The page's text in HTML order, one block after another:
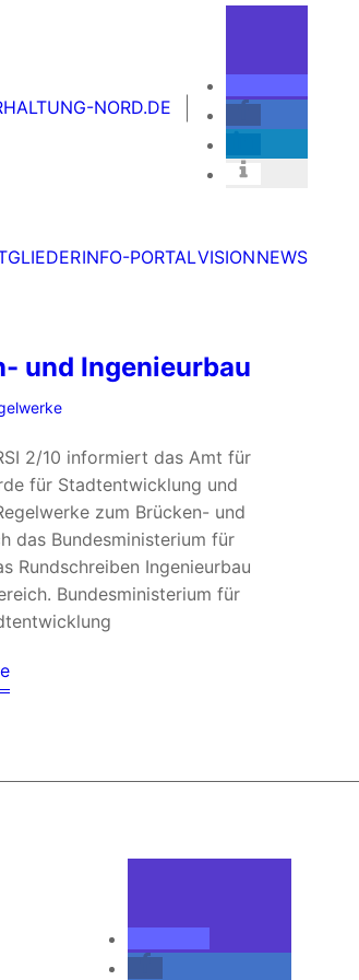
NORD.DE
INFO-PORTALVISIONNEWS
und Ingenieurbau
2/10 informiert das Amt für
für Stadtentwicklung und
zum Brücken- und
das Bundesministerium für
Rundschreiben Ingenieurbau
Bundesministerium für